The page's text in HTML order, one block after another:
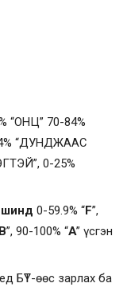
“ОНЦ” 70-84%
“ДУНДЖААС
0-25%
0-59.9% “F”,
B”, 90-100% “A” үсгэн
БҮТ-өөс зарлах ба